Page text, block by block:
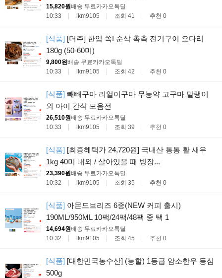
15,820원배송 무료카카오톡딜
10:33
lkm9105 조회 41 추천 0
[식품] [더주] 한입 쏙! 순삭 촉촉 전기구이 오다리
180g (50-60미)
9,800원배송 무료카카오톡딜
10:33
lkm9105 조회 42 추천 0
[식품] 빼빼구마 리얼이구마 무농약 고구마 말랭이
외 아이 간식 모음전
26,510원배송 무료카카오톡딜
10:33
lkm9105 조회 39 추천 0
[식품] [최종혜택가 24,720원] 국내산 통통 활 새우
1kg 40미 내외 / 살아있을 때 빙장...
23,390원배송 무료카카오톡딜
10:32
lkm9105 조회 35 추천 0
[식품] 아몬드브리즈 6종(NEW 커피 출시)
190ML/950ML 10팩/24팩/48팩 중 택 1
14,694원배송 무료카카오톡딜
10:32
lkm9105 조회 45 추천 0
[식품] [대한민국농수산] (농할) 1등급 암소한우 등심
500g